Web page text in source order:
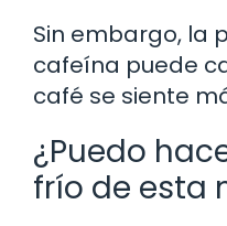
Sin embargo, la
cafeína puede
café se siente
¿Puedo
frío de esta